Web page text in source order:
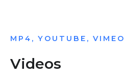
MP4, YOUTUBE, VIMEO
Videos